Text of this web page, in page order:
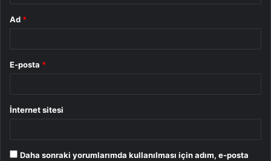
Ad *
E-posta *
İnternet sitesi
Daha sonraki yorumlarımda kullanılması için adım, e-posta